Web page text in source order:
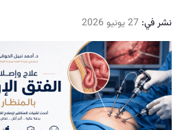
نشر في: 27 يونيو 2026